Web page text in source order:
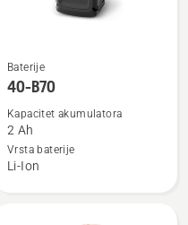
Pogledajte
više
40-
B70
Baterije
40-B70
Kapacitet akumulatora
2 Ah
Vrsta baterije
Li-Ion